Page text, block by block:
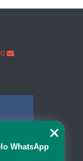
WhatsApp